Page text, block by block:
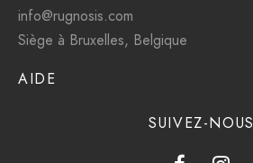
info@rugnosis.com
Siège à Bruxelles, Belgique
AIDE
SUIVEZ-NOUS